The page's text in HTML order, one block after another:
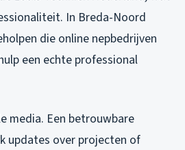
In Breda-Noord
die online nepbedrijven
een echte professional
media. Een betrouwbare
updates over projecten of